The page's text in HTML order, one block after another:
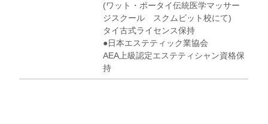
(ワット・ポータイ伝統医学マッサー
ジスクール スクムビット校にて)
タイ古式ライセンス保持
●日本エステティック業協会
AEA上級認定エステティシャン資格保
持